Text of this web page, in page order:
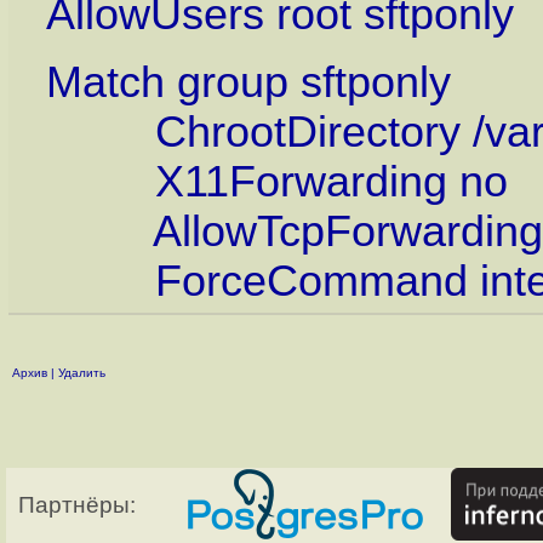
AllowUsers root sftponly
Match group sftponly
ChrootDirectory /
X11Forwarding no
AllowTcpForwarding
ForceCommand
Архив | Удалить
Партнёры: